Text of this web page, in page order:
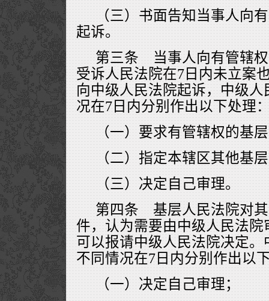
（三）书面告知当事人向
起诉。
第三条 当事人向有管辖
受诉人民法院在7日内未立案
向中级人民法院起诉，中级
况在7日内分别作出以下处理
（一）要求有管辖权的基
（二）指定本辖区其他基
（三）决定自己审理。
第四条 基层人民法院对
件，认为需要由中级人民法
可以报请中级人民法院决定
不同情况在7日内分别作出以
（一）决定自己审理；